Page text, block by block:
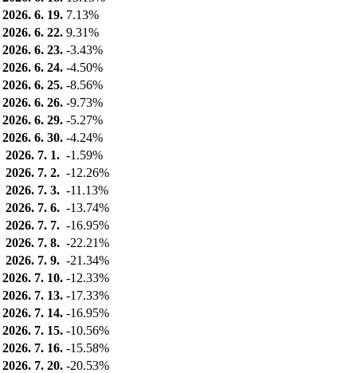
2026. 6. 19. 7.13%
2026. 6. 22. 9.31%
2026. 6. 23. -3.43%
2026. 6. 24. -4.50%
2026. 6. 25. -8.56%
2026. 6. 26. -9.73%
2026. 6. 29. -5.27%
2026. 6. 30. -4.24%
2026. 7. 1. -1.59%
2026. 7. 2. -12.26%
2026. 7. 3. -11.13%
2026. 7. 6. -13.74%
2026. 7. 7. -16.95%
2026. 7. 8. -22.21%
2026. 7. 9. -21.34%
2026. 7. 10. -12.33%
2026. 7. 13. -17.33%
2026. 7. 14. -16.95%
2026. 7. 15. -10.56%
2026. 7. 16. -15.58%
2026. 7. 20. -20.53%